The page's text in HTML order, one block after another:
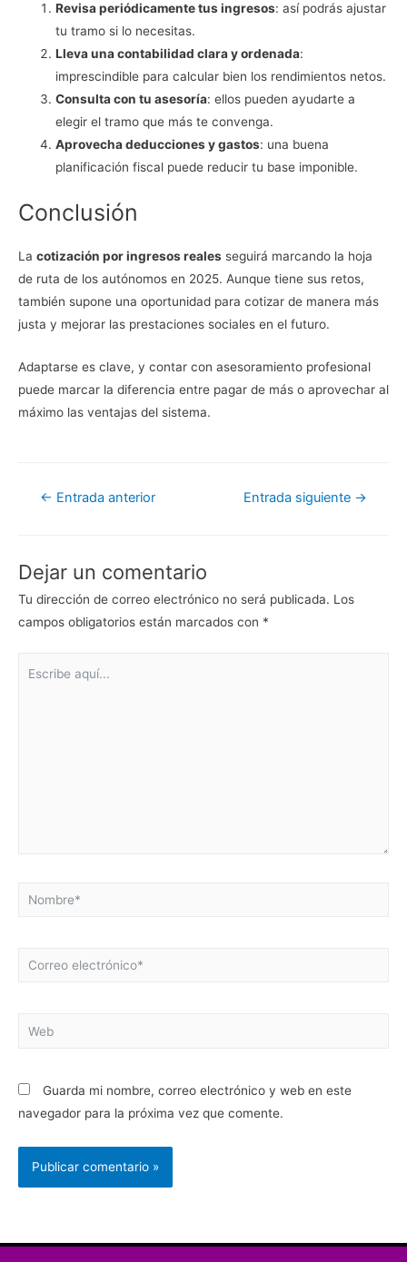
Revisa periódicamente tus ingresos: así podrás ajustar
tu tramo si lo necesitas.
Lleva una contabilidad clara y ordenada:
imprescindible para calcular bien los rendimientos netos.
Consulta con tu asesoría: ellos pueden ayudarte a
elegir el tramo que más te convenga.
Aprovecha deducciones y gastos: una buena
planificación fiscal puede reducir tu base imponible.
Conclusión
La cotización por ingresos reales seguirá marcando la hoja
de ruta de los autónomos en 2025. Aunque tiene sus retos,
también supone una oportunidad para cotizar de manera más
justa y mejorar las prestaciones sociales en el futuro.
Adaptarse es clave, y contar con asesoramiento profesional
puede marcar la diferencia entre pagar de más o aprovechar al
máximo las ventajas del sistema.
Navegación
← Entrada anterior Entrada siguiente →
Dejar un comentario
Tu dirección de correo electrónico no será publicada. Los
campos obligatorios están marcados con *
Nombre*
Correo
Web
Guarda mi nombre, correo electrónico y web en este
navegador para la próxima vez que comente.